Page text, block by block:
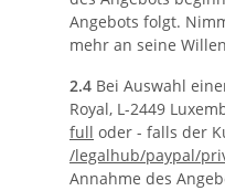
Angebots folgt.
mehr an seine
2.4 Bei Auswahl
Royal, L-2449
full oder - falls der
/legalhub/paypal/
Annahme des